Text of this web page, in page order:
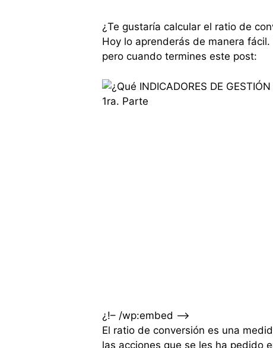
¿Te gustaría calcular el ratio de
Hoy lo aprenderás de manera
pero cuando termines este post:
¿!– /wp:embed –>
El ratio de conversión es una
las acciones que se les ha pedido